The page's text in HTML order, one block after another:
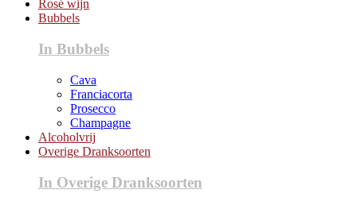
Rosé wijn
Bubbels
In Bubbels
Cava
Franciacorta
Prosecco
Champagne
Alcoholvrij
Overige Dranksoorten
In Overige Dranksoorten